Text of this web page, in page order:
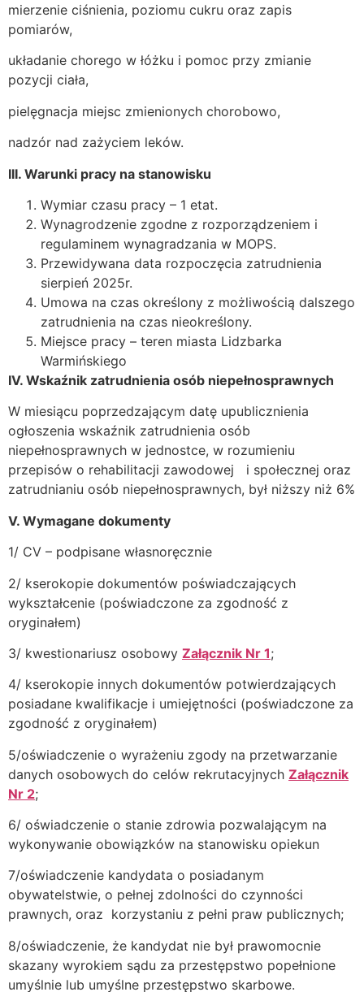
mierzenie ciśnienia, poziomu cukru oraz zapis
pomiarów,
układanie chorego w łóżku i pomoc przy zmianie
pozycji ciała,
pielęgnacja miejsc zmienionych chorobowo,
nadzór nad zażyciem leków.
III. Warunki pracy na stanowisku
Wymiar czasu pracy – 1 etat.
Wynagrodzenie zgodne z rozporządzeniem i
regulaminem wynagradzania w MOPS.
Przewidywana data rozpoczęcia zatrudnienia
sierpień 2025r.
Umowa na czas określony z możliwością dalszego
zatrudnienia na czas nieokreślony.
Miejsce pracy – teren miasta Lidzbarka
Warmińskiego
IV. Wskaźnik zatrudnienia osób niepełnosprawnych
W miesiącu poprzedzającym datę upublicznienia
ogłoszenia wskaźnik zatrudnienia osób
niepełnosprawnych w jednostce, w rozumieniu
przepisów o rehabilitacji zawodowej i społecznej oraz
zatrudnianiu osób niepełnosprawnych, był niższy niż 6%
V. Wymagane dokumenty
1/ CV – podpisane własnoręcznie
2/ kserokopie dokumentów poświadczających
wykształcenie (poświadczone za zgodność z
oryginałem)
3/ kwestionariusz osobowy Załącznik Nr 1;
4/ kserokopie innych dokumentów potwierdzających
posiadane kwalifikacje i umiejętności (poświadczone za
zgodność z oryginałem)
5/oświadczenie o wyrażeniu zgody na przetwarzanie
danych osobowych do celów rekrutacyjnych Załącznik
Nr 2;
6/ oświadczenie o stanie zdrowia pozwalającym na
wykonywanie obowiązków na stanowisku opiekun
7/oświadczenie kandydata o posiadanym
obywatelstwie, o pełnej zdolności do czynności
prawnych, oraz korzystaniu z pełni praw publicznych;
8/oświadczenie, że kandydat nie był prawomocnie
skazany wyrokiem sądu za przestępstwo popełnione
umyślnie lub umyślne przestępstwo skarbowe.